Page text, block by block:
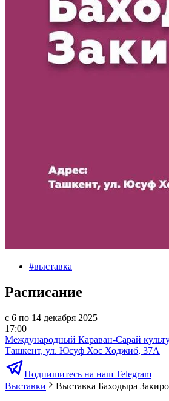
#выставка
Расписание
с 6 по 14 декабря 2025
17:00
Международный Караван-Сарай
Ташкент, ул. Юсуф Хос Ходжиб, 37А
Подпишитесь на наш Telegram
Выставки
Выставка Баходыра